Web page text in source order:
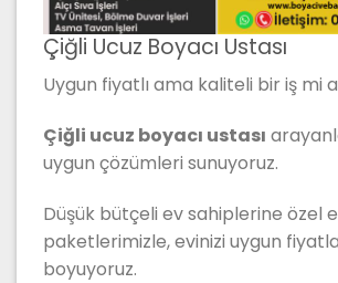
Çiğli Ucuz Boyacı Ustası
Uygun fiyatlı ama kaliteli bir iş mi
Çiğli ucuz boyacı ustası
uygun çözümleri sunuyoruz.
Düşük bütçeli ev sahiplerine özel
paketlerimizle, evinizi uygun
boyuyoruz.